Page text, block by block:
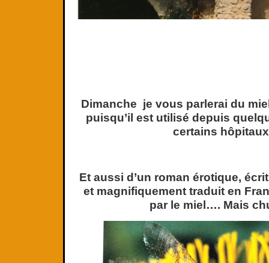
Dimanche je vous parlerai du
puisqu’il est utilisé depuis
certains
Et aussi d’un roman érotique,
et magnifiquement traduit en
par le miel…. Mais